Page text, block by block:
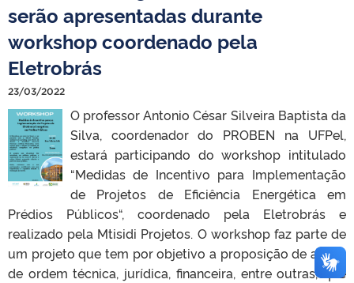
serão apresentadas durante
workshop coordenado pela
Eletrobrás
23/03/2022
O professor Antonio César Silveira Baptista da
Silva, coordenador do PROBEN na UFPel,
estará participando do workshop intitulado
“Medidas de Incentivo para Implementação
de Projetos de Eficiência Energética em
Prédios Públicos“, coordenado pela Eletrobrás e
realizado pela Mtisidi Projetos. O workshop faz parte de
um projeto que tem por objetivo a proposição de ações
de ordem técnica, jurídica, financeira, entre outras, que